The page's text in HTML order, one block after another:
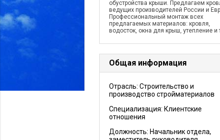
обустройства крыши. Предлагаем
ведущих производителей России и
Профессиональный монтаж всех
предлагаемых материалов: кровля,
водосток, окна для крыш, утепление и
Общая информация
Отрасль: Строительство и
производство стройматериалов
Специализация: Клиентские
отношения
Должность: Начальник отдела,